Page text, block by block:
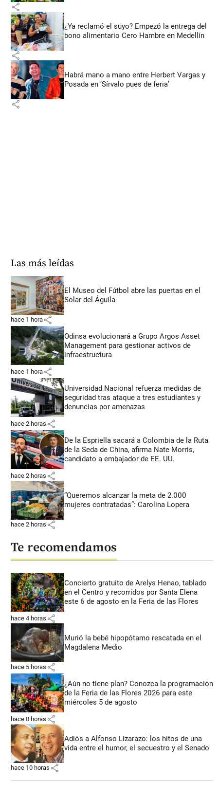
share
¿Ya reclamó el suyo? Empezó la entrega del
bono alimentario Cero Hambre en Medellín
share
Habrá mano a mano entre Herbert Vargas y
Posada en ‘Sírvalo pues de feria’
share
Las más leídas
El Museo del Fútbol abre las puertas en el
Solar del Águila
hace 1 hora share
Odinsa evolucionará a Grupo Argos Asset
Management para gestionar activos de
infraestructura
hace 1 hora share
Universidad Nacional refuerza medidas de
seguridad tras ataque a tres estudiantes y
denuncias por amenazas
hace 2 horas share
De la Espriella sacará a Colombia de la Ruta
de la Seda de China, afirma Nate Morris,
candidato a embajador de EE. UU.
hace 2 horas share
“Queremos alcanzar la meta de 2.000
mujeres contratadas”: Carolina Lopera
hace 2 horas share
Te recomendamos
Concierto gratuito de Arelys Henao, tablado
en el Centro y recorridos por Santa Elena
este 6 de agosto en la Feria de las Flores
hace 4 horas share
Murió la bebé hipopótamo rescatada en el
Magdalena Medio
hace 5 horas share
¿Aún no tiene plan? Conozca la programación
de la Feria de las Flores 2026 para este
miércoles 5 de agosto
hace 8 horas share
Adiós a Alfonso Lizarazo: los hitos de una
vida entre el humor, el secuestro y el Senado
hace 10 horas share